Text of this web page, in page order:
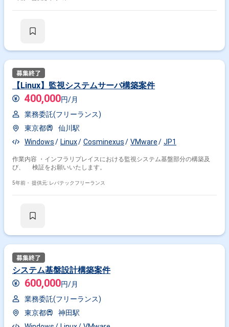
【Linux】監視システムサーバ構築案件
400,000円/月
業務委託(フリーランス)
東京都
仙川駅
Windows
Linux Cosminexus VMware JP1
作業内容 ・インフラリプレイスにおける監視システム基盤部分の構築及
び、 検証をお願いいたします。
5年前・ 提供元: レバテックフリーランス
システム基盤設計構築案件
600,000円/月
業務委託(フリーランス)
東京都
神田駅